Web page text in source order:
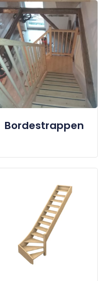
Bordestrappen